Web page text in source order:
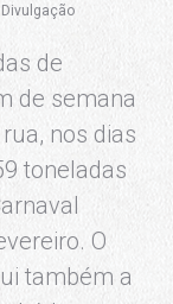
de
de semana
nos dias
toneladas
O
também a